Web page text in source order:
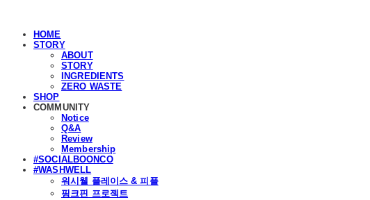
HOME
STORY
ABOUT
STORY
INGREDIENTS
ZERO WASTE
SHOP
COMMUNITY
Notice
Q&A
Review
Membership
#SOCIALBOONCO
#WASHWELL
워시웰 플레이스 & 피플
핑크핀 프로젝트